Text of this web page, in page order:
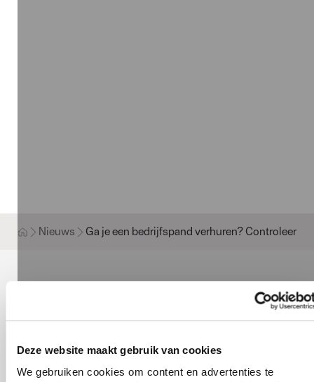
Deze website maakt gebruik van cookies
We gebruiken cookies om content en advertenties te
Nieuws Ga je een bedrijfspand verhuren? Controleer
Ga je een bedrijfspand
verhuren? Controleer
eerst je verzekering